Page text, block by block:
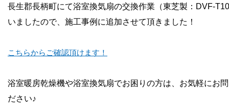
長生郡長柄町にて浴室換気扇の交換作業（東芝製：DVF-
いましたので、施工事例に追加させて頂きました！
こちらからご確認頂けます！
浴室暖房乾燥機や浴室換気扇でお困りの方は、お気軽にお
ださい♪